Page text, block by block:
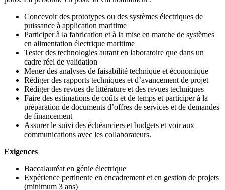
Concevoir des prototypes ou des systèmes électriques de
puissance à application maritime
Participer à la fabrication et à la mise en marche de systèmes
en alimentation électrique maritime
Tester des technologies autant en laboratoire que dans un
cadre réel de validation
Mener des analyses de faisabilité technique et économique
Rédiger des rapports techniques et d’avancement de projet
Rédiger des revues de littérature et des revues techniques
Faire des estimations de coûts et de temps et participer à la
préparation de documents d’offres de services et de demandes
de financement
Assurer le suivi des échéanciers et budgets et voir aux
communications avec les collaborateurs.
Exigences
Baccalauréat en génie électrique
Expérience pertinente en encadrement et en gestion de projets
(minimum 3 ans)